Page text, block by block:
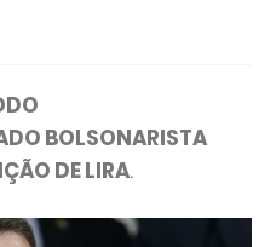
BOLSONARISTA
DE LIRA.